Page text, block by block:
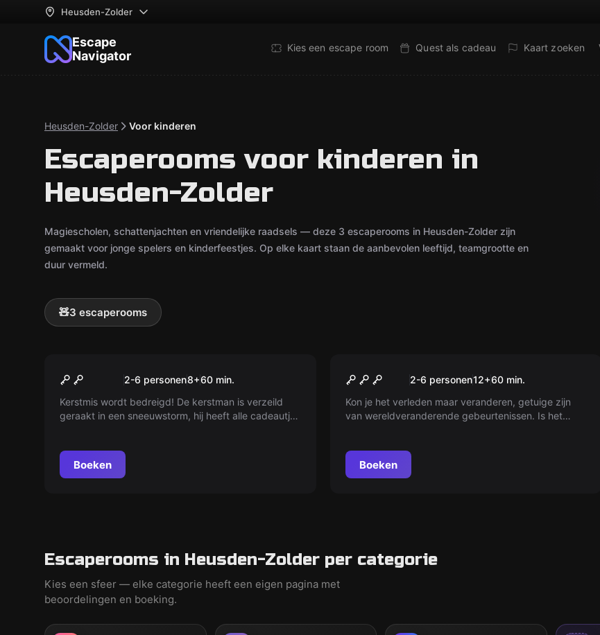
Heusden-Zolder
Escape
Navigator
Kies een escape room Quest als cadeau Kaart zoeken
Heusden-Zolder Voor kinderen
Escaperooms voor kinderen in
Heusden-Zolder
Magiescholen, schattenjachten en vriendelijke raadsels — deze 3 escaperooms in Heusden-Zolder zijn
gemaakt voor jonge spelers en kinderfeestjes. Op elke kaart staan de aanbevolen leeftijd, teamgrootte en
duur vermeld.
🧸3 escaperooms
Christmas VR
2-6 personen8+60 min.
Kerstmis wordt bedreigd! De kerstman is verzeild
geraakt in een sneeuwstorm, hij heeft alle cadeautjes
Boeken
Chernobyl VR
2-6 personen12+60 min.
Kon je het verleden maar veranderen, getuige zijn
van wereldveranderende gebeurtenissen. Is het
er gebeurde op de nacht van het ongeluk. Wat
volgde er na?
Boeken
Escaperooms in Heusden-Zolder per categorie
Kies een sfeer — elke categorie heeft een eigen pagina met
beoordelingen en boeking.